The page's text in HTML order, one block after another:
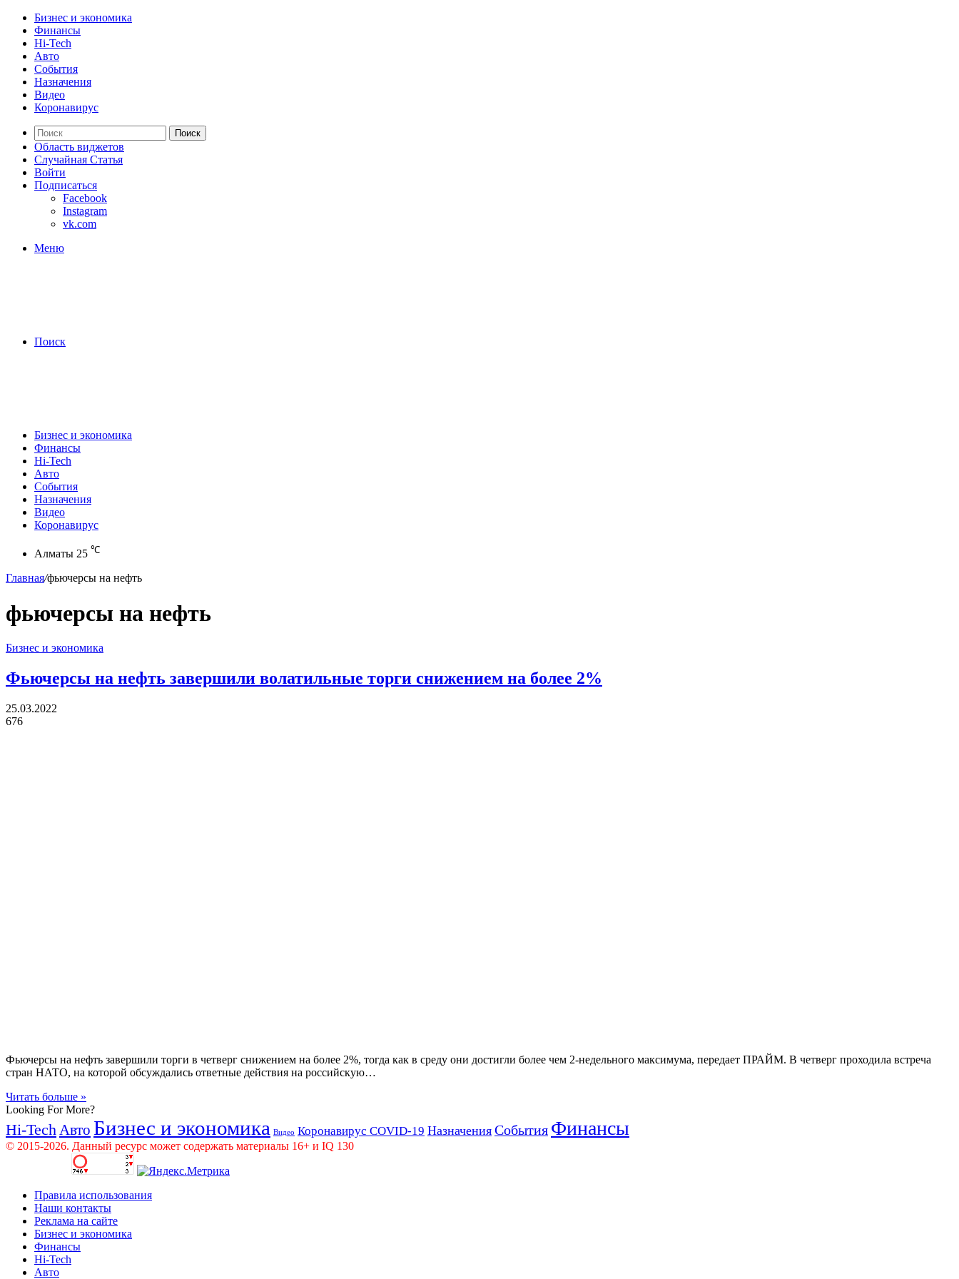
Бизнес и экономика
Финансы
Hi-Tech
Авто
События
Назначения
Видео
Коронавирус
Поиск
Область виджетов
Случайная Статья
Войти
Подписаться
Facebook
Instagram
vk.com
Меню
Поиск
Бизнес и экономика
Финансы
Hi-Tech
Авто
События
Назначения
Видео
Коронавирус
Алматы 25 ℃
Главная/фьючерсы на нефть
фьючерсы на нефть
Бизнес и экономика
Фьючерсы на нефть завершили волатильные торги снижением на более 2%
25.03.2022
676
Фьючерсы на нефть завершили торги в четверг снижением на более 2%, тогда как в среду они достигли более чем 2-недельного максимума, передает ПРАЙМ. В четверг проходила встреча
стран НАТО, на которой обсуждались ответные действия на российскую…
Читать больше »
Looking For More?
Hi-TechАвто Бизнес и экономика Видео Коронавирус COVID-19 Назначения События Финансы
© 2015-2026. Данный ресурс может содержать материалы 16+ и IQ 130
Правила использования
Наши контакты
Реклама на сайте
Бизнес и экономика
Финансы
Hi-Tech
Авто